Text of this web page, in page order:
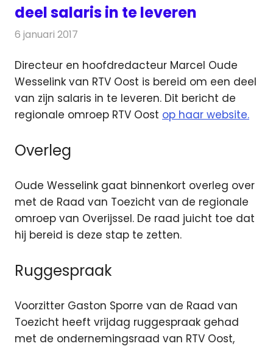
deel salaris in te leveren
6 januari 2017
Directeur en hoofdredacteur Marcel Oude
Wesselink van RTV Oost is bereid om een deel
van zijn salaris in te leveren. Dit bericht de
regionale omroep RTV Oost op haar website.
Overleg
Oude Wesselink gaat binnenkort overleg over
met de Raad van Toezicht van de regionale
omroep van Overijssel. De raad juicht toe dat
hij bereid is deze stap te zetten.
Ruggespraak
Voorzitter Gaston Sporre van de Raad van
Toezicht heeft vrijdag ruggespraak gehad
met de ondernemingsraad van RTV Oost,